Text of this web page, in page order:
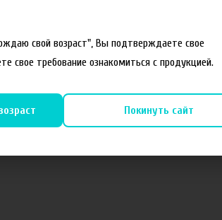
свой возраст", Вы подтверждаете свое
свое требование ознакомиться с продукцией.
Покинуть сайт